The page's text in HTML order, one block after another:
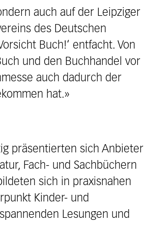
auch auf der Leipziger
des Deutschen
Buch!‘ entfacht. Von
und den Buchhandel vor
auch dadurch der
hat.»
präsentierten sich Anbieter
Fach- und Sachbüchern
sich in praxisnahen
Kinder- und
Lesungen und